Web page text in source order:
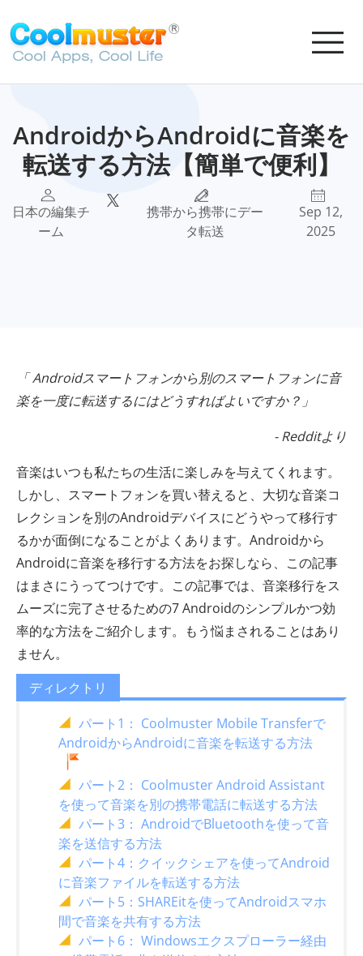
AndroidからAndroidに音楽を
転送する方法【簡単で便利】
日本の編集チ
ーム
携帯から携帯にデー
タ転送
Sep 12,
2025
「 Androidスマートフォンから別のスマートフォンに音
楽を一度に転送するにはどうすればよいですか？」
- Redditより
音楽はいつも私たちの生活に楽しみを与えてくれます。
しかし、スマートフォンを買い替えると、大切な音楽コ
レクションを別のAndroidデバイスにどうやって移行す
るかが面倒になることがよくあります。Androidから
Androidに音楽を移行する方法をお探しなら、この記事
はまさにうってつけです。この記事では、音楽移行をス
ムーズに完了させるための7 Androidのシンプルかつ効
率的な方法をご紹介します。もう悩まされることはあり
ません。
ディレクトリ
パート1： Coolmuster Mobile Transferで
AndroidからAndroidに音楽を転送する方法
パート2： Coolmuster Android Assistant
を使って音楽を別の携帯電話に転送する方法
パート3： AndroidでBluetoothを使って音
楽を送信する方法
パート4：クイックシェアを使ってAndroid
に音楽ファイルを転送する方法
パート5：SHAREitを使ってAndroidスマホ
間で音楽を共有する方法
パート6： Windowsエクスプローラー経由